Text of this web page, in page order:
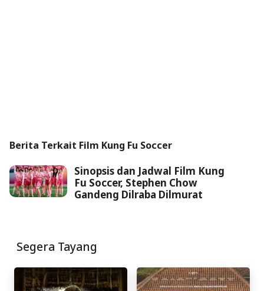
Berita Terkait Film Kung Fu Soccer
Sinopsis dan Jadwal Film Kung
Fu Soccer, Stephen Chow
Gandeng Dilraba Dilmurat
Segera Tayang